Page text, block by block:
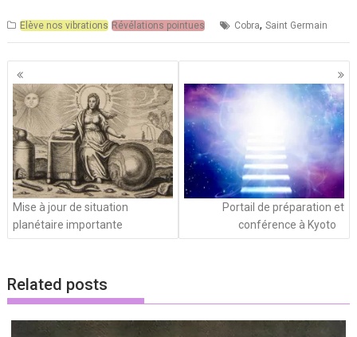
Elève nos vibrations Révélations pointues Cobra,Saint Germain
Navigation
des
articles
Mise à jour de situation
planétaire importante
Portail de préparation et
conférence à Kyoto
Related posts